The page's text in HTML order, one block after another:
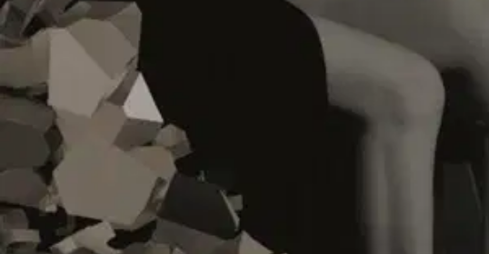
Ensitilaajan pikaopas
Myymälänouto
Palautukset
Reklamaatio
Takuu ja huolto
Toimitustavat
Maksutavat
Asennuspalvelut
Tilaus- ja toimitusehdot
Käyttöehdot
Tietosuojakäytäntö
Saavutettavuus
Vastuullisuus
Sivukartta
Mitä pidät Prisma.fi-verkkokaupasta?